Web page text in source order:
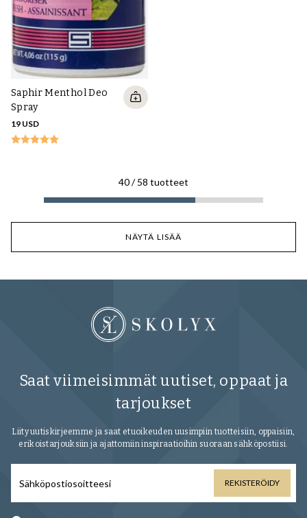
Saphir Menthol Deo
Spray
19 USD
40/58 tuotteet
NÄYTÄ LISÄÄ
Saat viimeisimmät uutiset, oppaat ja
tarjoukset
Liity uutiskirjeemme ja saat etuoikeuden uusimpiin tuotteisiin, oppaisiin,
erikoistarjouksiin ja ajattomiin inspiraatioihin suoraan sähköpostiisi.
REKISTERÖIDY